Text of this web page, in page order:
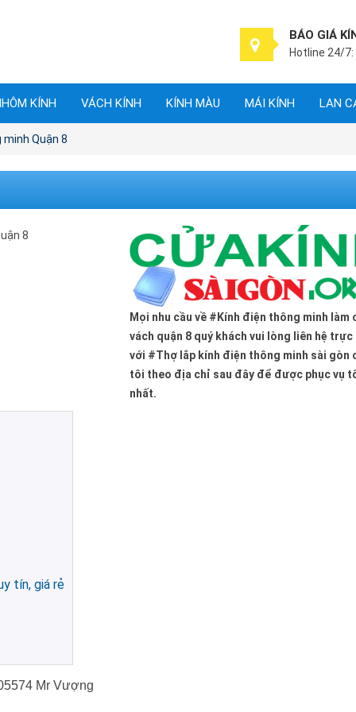
BÁO GIÁ
Hotline 24/7:
KÍNH VÁCH KÍNH KÍNH MÀU MÁI KÍNH LAN
Quận 8
Mọi nhu cầu về #Kính điện thông minh làm
vách quận 8 quý khách vui lòng liên hệ
với #Thợ lắp kính điện thông minh sài gòn
tôi theo địa chỉ sau đây để được phục vụ
nhất.
tín, giá rẻ
Mr Vượng